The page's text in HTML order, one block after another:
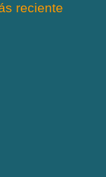
reciente